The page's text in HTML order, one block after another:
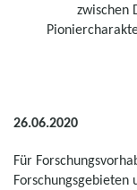
zwischen
26.06.2020
Für
Forschungsgebieten